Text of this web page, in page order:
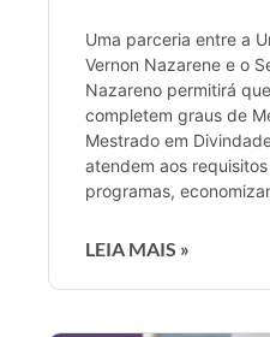
Uma parceria entre a
Vernon Nazarene e o
Nazareno permitirá
completem graus de
Mestrado em
atendem aos
programas,
LEIA MAIS »